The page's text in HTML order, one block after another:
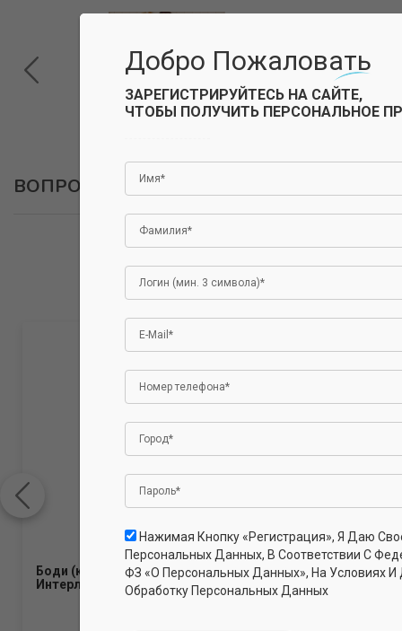
ВОПРОСЫ
Боди (короткие рукава, кнопки).
Интерлок Пенье (100% хлопок)
Бриджи
хлопок, 5%
Добро Пожаловать
ЗАРЕГИСТРИРУЙТЕСЬ НА САЙТЕ,
ЧТОБЫ ПОЛУЧИТЬ ПЕРСОНАЛЬНОЕ
Нажимая Кнопку «Регистрация», Я Даю
Персональных Данных, В Соответствии С
ФЗ «О Персональных Данных», На Условиях
Обработку Персональных Данных